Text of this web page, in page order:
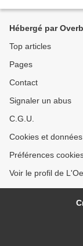
Hébergé par
Top articles
Pages
Contact
Signaler un abus
C.G.U.
Cookies et
Préférences
Voir le profil de